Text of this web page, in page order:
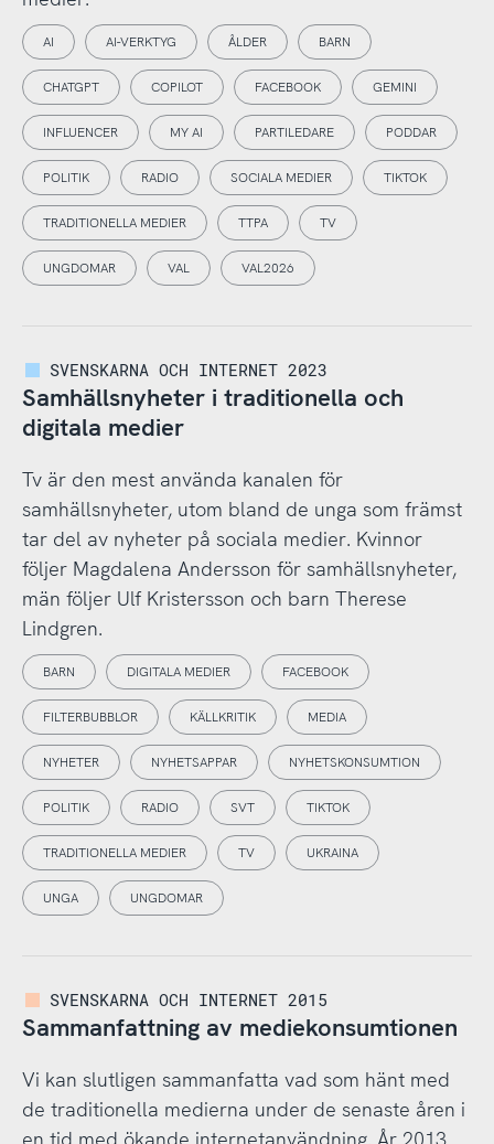
AI AI-VERKTYG ÅLDER BARN
CHATGPT COPILOT FACEBOOK GEMINI
INFLUENCER MY AI PARTILEDARE PODDAR
POLITIK RADIO SOCIALA MEDIER TIKTOK
TRADITIONELLA MEDIER TTPA TV
UNGDOMAR VAL VAL2026
SVENSKARNA OCH INTERNET 2023
Samhällsnyheter i traditionella och
digitala medier
Tv är den mest använda kanalen för
samhällsnyheter, utom bland de unga som främst
tar del av nyheter på sociala medier. Kvinnor
följer Magdalena Andersson för samhällsnyheter,
män följer Ulf Kristersson och barn Therese
Lindgren.
BARN DIGITALA MEDIER FACEBOOK
FILTERBUBBLOR KÄLLKRITIK MEDIA
NYHETER NYHETSAPPAR NYHETSKONSUMTION
POLITIK RADIO SVT TIKTOK
TRADITIONELLA MEDIER TV UKRAINA
UNGA UNGDOMAR
SVENSKARNA OCH INTERNET 2015
Sammanfattning av mediekonsumtionen
Vi kan slutligen sammanfatta vad som hänt med
de traditionella medierna under de senaste åren i
en tid med ökande internetanvändning. År 2013